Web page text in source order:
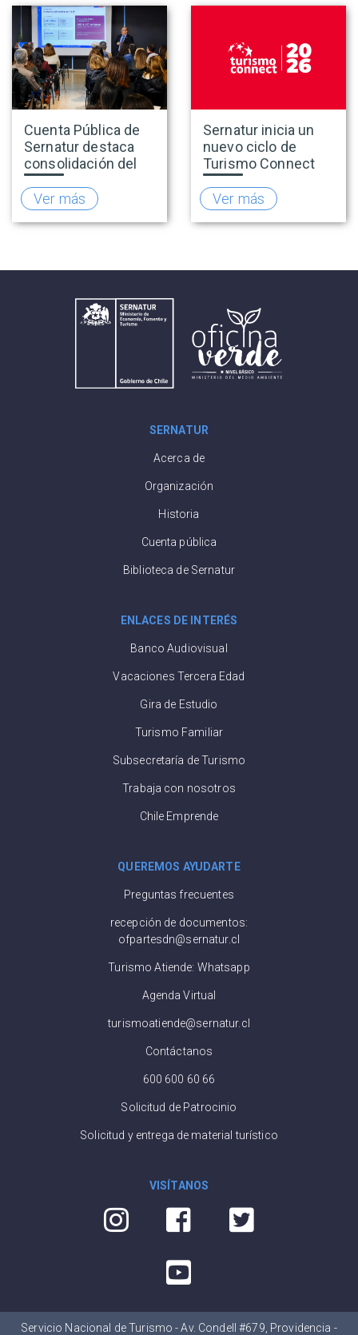
Cuenta Pública de
Sernatur destaca
consolidación del
turismo en 2025 y
presenta hoja de
ruta para fortalecer
la competitividad
Ver más
Sernatur inicia un
nuevo ciclo de
Turismo Connect
para fortalecer la
inteligencia de
mercado de la
industria turística
Ver más
SERNATUR
Acerca de
Organización
Historia
Cuenta pública
Biblioteca de Sernatur
ENLACES DE INTERÉS
Banco Audiovisual
Vacaciones Tercera Edad
Gira de Estudio
Turismo Familiar
Subsecretaría de Turismo
Trabaja con nosotros
Chile Emprende
QUEREMOS AYUDARTE
Preguntas frecuentes
recepción de documentos:
ofpartesdn@sernatur.cl
Turismo Atiende: Whatsapp
Agenda Virtual
turismoatiende@sernatur.cl
Contáctanos
600 600 60 66
Solicitud de Patrocinio
Solicitud y entrega de material turístico
VISÍTANOS
Servicio Nacional de Turismo - Av. Condell #679, Providencia -